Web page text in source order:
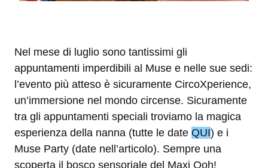
Nel mese di luglio sono tantissimi gli
appuntamenti imperdibili al Muse e nelle sue sedi:
l’evento più atteso è sicuramente CircoXperience,
un’immersione nel mondo circense. Sicuramente
tra gli appuntamenti speciali troviamo la magica
esperienza della nanna (tutte le date QUI) e i
Muse Party (date nell’articolo). Sempre una
scoperta il bosco sensoriale del Maxi Ooh!